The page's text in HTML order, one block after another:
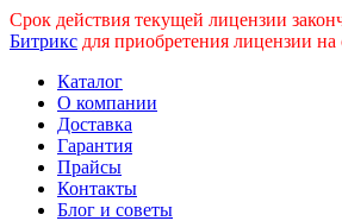
Срок действия текущей лицензии
Битрикс для приобретения лицензии
Каталог
О компании
Доставка
Гарантия
Прайсы
Контакты
Блог и советы